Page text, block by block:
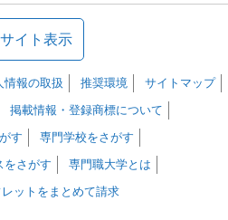
イト表示
情報の取扱 推奨環境
サイトマップ
掲載情報・登録商標について
す
専門学校をさがす
をさがす
専門職大学とは
ットをまとめて請求